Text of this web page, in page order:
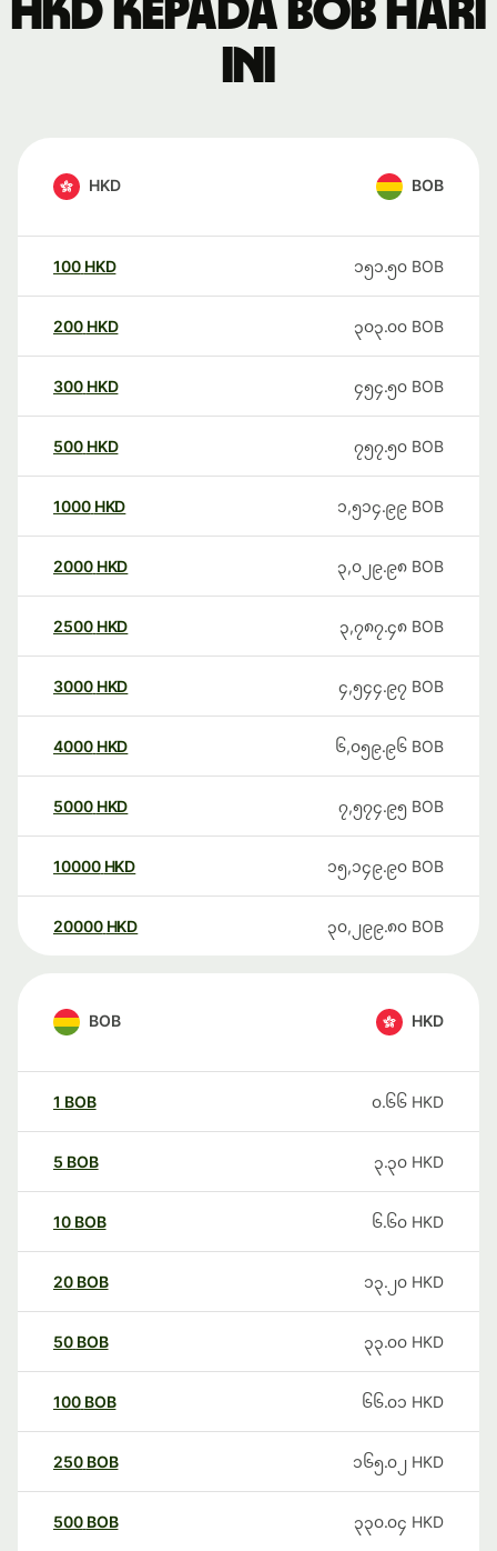
HKD kepada BOB hari
ini
HKD BOB
100 HKD ၁၅၁.၅၀ BOB
200 HKD ၃၀၃.၀၀ BOB
300 HKD ၄၅၄.၅၀ BOB
500 HKD ၇၅၇.၅၀ BOB
1000 HKD ၁,၅၁၄.၉၉ BOB
2000 HKD ၃,၀၂၉.၉၈ BOB
2500 HKD ၃,၇၈၇.၄၈ BOB
3000 HKD ၄,၅၄၄.၉၇ BOB
4000 HKD ၆,၀၅၉.၉၆ BOB
5000 HKD ၇,၅၇၄.၉၅ BOB
10000 HKD ၁၅,၁၄၉.၉၀ BOB
20000 HKD ၃၀,၂၉၉.၈၀ BOB
BOB HKD
1 BOB ၀.၆၆ HKD
5 BOB ၃.၃၀ HKD
10 BOB ၆.၆၀ HKD
20 BOB ၁၃.၂၀ HKD
50 BOB ၃၃.၀၀ HKD
100 BOB ၆၆.၀၁ HKD
250 BOB ၁၆၅.၀၂ HKD
500 BOB ၃၃၀.၀၄ HKD